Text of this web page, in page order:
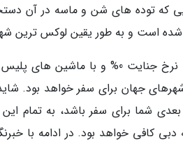
که توده های شن و ماسه در آن
شده است و به طور یقین لوکس ترین
دبی با نرخ جنایت 0% و با
دبی کافی خواهد بود. در ادامه با